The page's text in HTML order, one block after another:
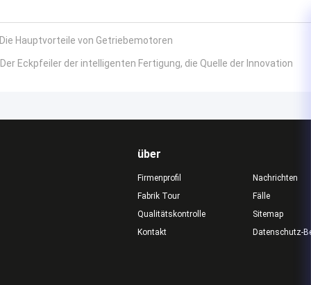
Die Hauptvorteile von Getriebemotoren
Der Eckpfeiler der intelligenten Fertigung, die Quelle der Innovation
über
Firmenprofil
Fabrik Tour
Qualitätskontrolle
Kontakt
Nachrichten
Fälle
Sitemap
Datenschutz-